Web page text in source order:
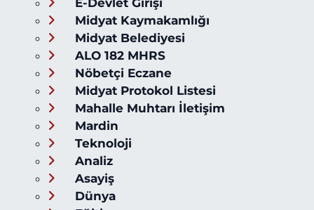
Midyat Kaymakamlığı
Midyat Belediyesi
ALO 182 MHRS
Nöbetçi Eczane
Midyat Protokol Listesi
Mahalle Muhtarı İletişim
Mardin
Teknoloji
Analiz
Asayiş
Dünya